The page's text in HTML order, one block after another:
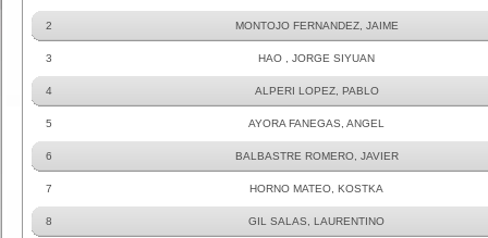
2 MONTOJO FERNANDEZ, JAIME
3 HAO , JORGE SIYUAN
4 ALPERI LOPEZ, PABLO
5 AYORA FANEGAS, ANGEL
6 BALBASTRE ROMERO, JAVIER
7 HORNO MATEO, KOSTKA
8 GIL SALAS, LAURENTINO